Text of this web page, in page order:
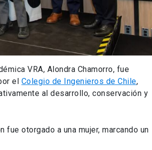
VRA, Alondra Chamorro, fue
el Colegio de Ingenieros de Chile,
al desarrollo, conservación y
otorgado a una mujer, marcando un